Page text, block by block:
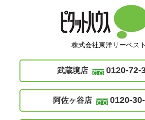
株式会社東洋リーベスト
武蔵境店 0120-72-
阿佐ヶ谷店 0120-